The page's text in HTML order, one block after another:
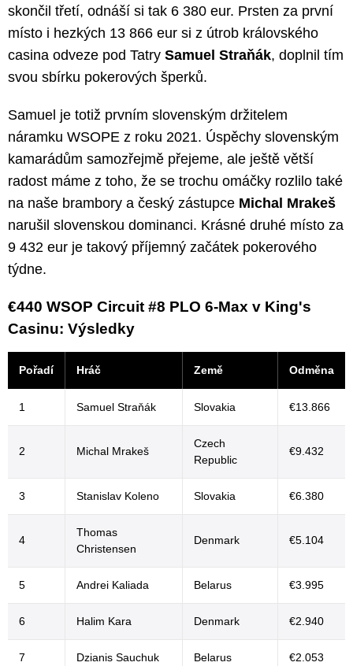
skončil třetí, odnáší si tak 6 380 eur. Prsten za první
místo i hezkých 13 866 eur si z útrob královského
casina odveze pod Tatry Samuel Straňák, doplnil tím
svou sbírku pokerových šperků.
Samuel je totiž prvním slovenským držitelem
náramku WSOPE z roku 2021. Úspěchy slovenským
kamarádům samozřejmě přejeme, ale ještě větší
radost máme z toho, že se trochu omáčky rozlilo také
na naše brambory a český zástupce Michal Mrakeš
narušil slovenskou dominanci. Krásné druhé místo za
9 432 eur je takový příjemný začátek pokerového
týdne.
€440 WSOP Circuit #8 PLO 6-Max v King's
Casinu: Výsledky
Pořadí Hráč Země Odměna
1 Samuel Straňák Slovakia €13.866
2 Michal Mrakeš
Czech
Republic
€9.432
3 Stanislav Koleno Slovakia €6.380
4
Thomas
Christensen
Denmark €5.104
5 Andrei Kaliada Belarus €3.995
6 Halim Kara Denmark €2.940
7 Dzianis Sauchuk Belarus €2.053